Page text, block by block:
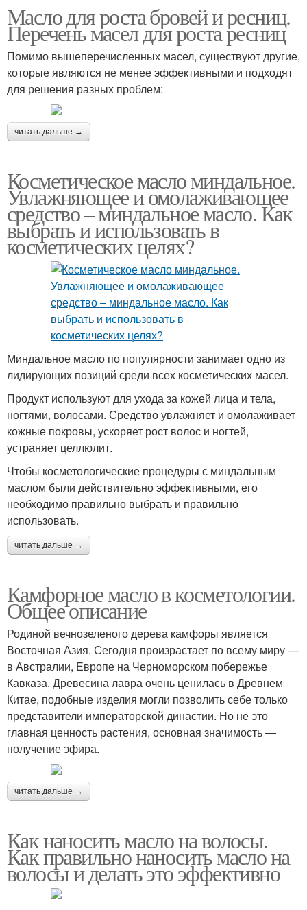
Масло для роста бровей и ресниц.
Перечень масел для роста ресниц
Помимо вышеперечисленных масел, существуют другие,
которые являются не менее эффективными и подходят
для решения разных проблем:
читать дальше →
Косметическое масло миндальное.
Увлажняющее и омолаживающее
средство – миндальное масло. Как
выбрать и использовать в
косметических целях?
Миндальное масло по популярности занимает одно из
лидирующих позиций среди всех косметических масел.
Продукт используют для ухода за кожей лица и тела,
ногтями, волосами. Средство увлажняет и омолаживает
кожные покровы, ускоряет рост волос и ногтей,
устраняет целлюлит.
Чтобы косметологические процедуры с миндальным
маслом были действительно эффективными, его
необходимо правильно выбрать и правильно
использовать.
читать дальше →
Камфорное масло в косметологии.
Общее описание
Родиной вечнозеленого дерева камфоры является
Восточная Азия. Сегодня произрастает по всему миру —
в Австралии, Европе на Черноморском побережье
Кавказа. Древесина лавра очень ценилась в Древнем
Китае, подобные изделия могли позволить себе только
представители императорской династии. Но не это
главная ценность растения, основная значимость —
получение эфира.
читать дальше →
Как наносить масло на волосы.
Как правильно наносить масло на
волосы и делать это эффективно